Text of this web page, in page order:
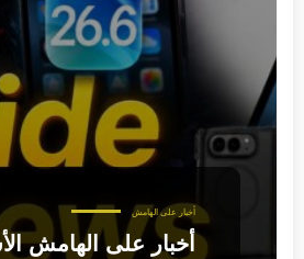
أخبار على الهامش